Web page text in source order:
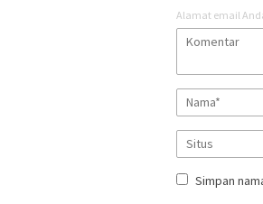
Alamat email
Simpan